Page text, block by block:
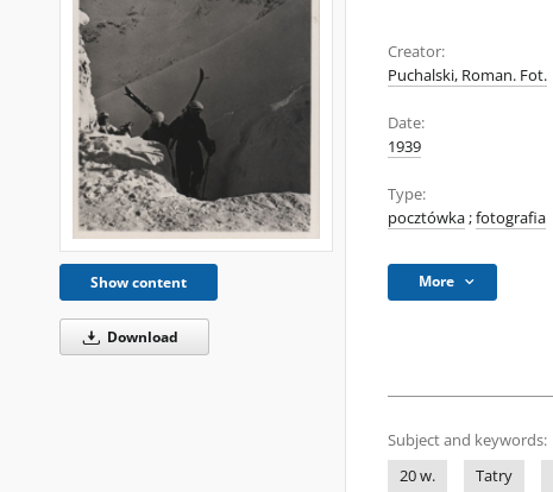
Show content
Download
Creator:
Puchalski, Roman. Fot.
Date:
1939
Type:
pocztówka;fotografia
More
Subject and keywords:
20 w.
Tatry